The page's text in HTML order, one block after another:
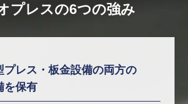
プレスの6つの強み
プレス・板金設備の両方の
を保有